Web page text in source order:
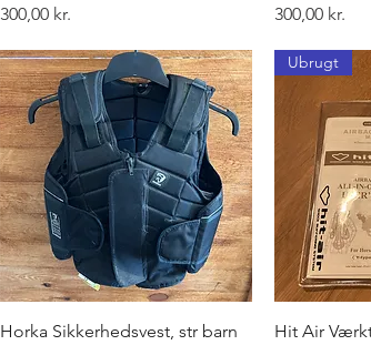
Pris
300,00 kr.
Pris
300,00 kr.
Hurtigvisning
Horka Sikkerhedsvest, str barn
Ubrugt
Hit Air